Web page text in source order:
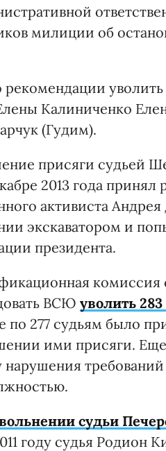
милиции об
уволить
Калиниченко
(Гудим).
присяги судьей
2013 года принял
активиста
экскаватором и
президента.
комиссия
ВСЮ уволить
277 судьям было
ими присяги.
судьи
году судья Родион